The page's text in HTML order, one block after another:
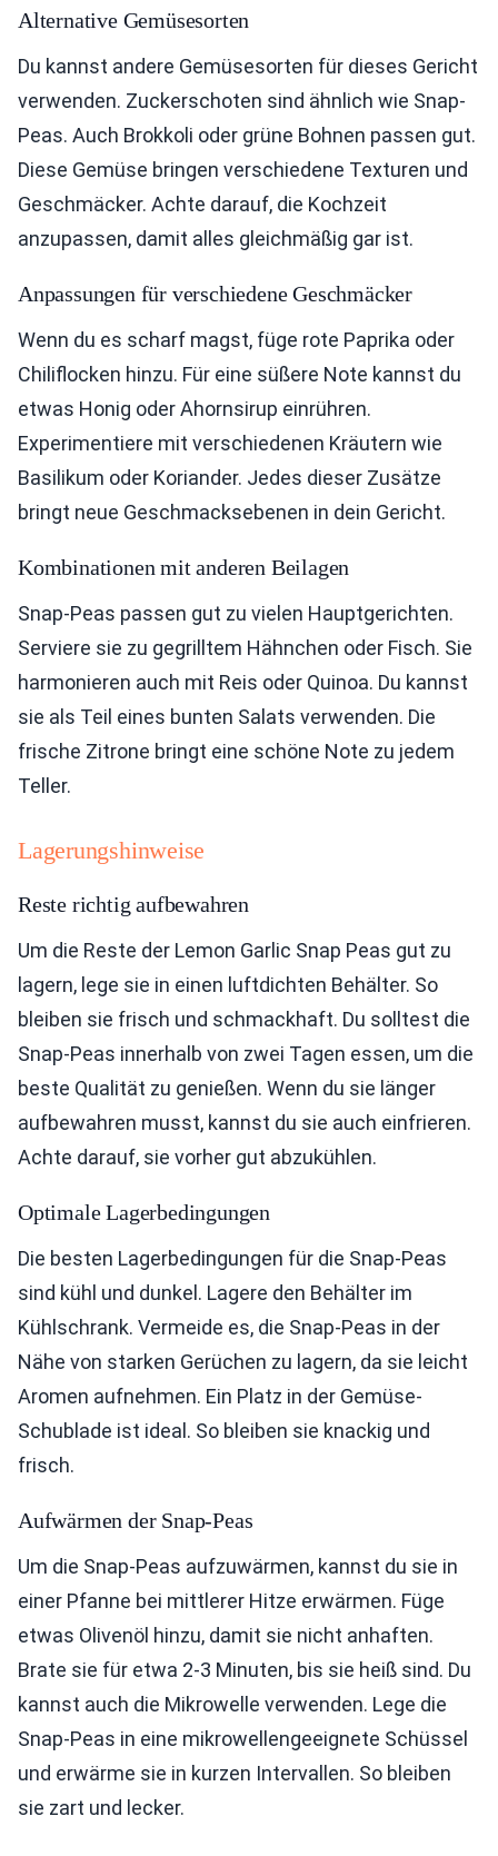
Alternative Gemüsesorten
Du kannst andere Gemüsesorten für dieses Gericht
verwenden. Zuckerschoten sind ähnlich wie Snap-
Peas. Auch Brokkoli oder grüne Bohnen passen gut.
Diese Gemüse bringen verschiedene Texturen und
Geschmäcker. Achte darauf, die Kochzeit
anzupassen, damit alles gleichmäßig gar ist.
Anpassungen für verschiedene Geschmäcker
Wenn du es scharf magst, füge rote Paprika oder
Chiliflocken hinzu. Für eine süßere Note kannst du
etwas Honig oder Ahornsirup einrühren.
Experimentiere mit verschiedenen Kräutern wie
Basilikum oder Koriander. Jedes dieser Zusätze
bringt neue Geschmacksebenen in dein Gericht.
Kombinationen mit anderen Beilagen
Snap-Peas passen gut zu vielen Hauptgerichten.
Serviere sie zu gegrilltem Hähnchen oder Fisch. Sie
harmonieren auch mit Reis oder Quinoa. Du kannst
sie als Teil eines bunten Salats verwenden. Die
frische Zitrone bringt eine schöne Note zu jedem
Teller.
Lagerungshinweise
Reste richtig aufbewahren
Um die Reste der Lemon Garlic Snap Peas gut zu
lagern, lege sie in einen luftdichten Behälter. So
bleiben sie frisch und schmackhaft. Du solltest die
Snap-Peas innerhalb von zwei Tagen essen, um die
beste Qualität zu genießen. Wenn du sie länger
aufbewahren musst, kannst du sie auch einfrieren.
Achte darauf, sie vorher gut abzukühlen.
Optimale Lagerbedingungen
Die besten Lagerbedingungen für die Snap-Peas
sind kühl und dunkel. Lagere den Behälter im
Kühlschrank. Vermeide es, die Snap-Peas in der
Nähe von starken Gerüchen zu lagern, da sie leicht
Aromen aufnehmen. Ein Platz in der Gemüse-
Schublade ist ideal. So bleiben sie knackig und
frisch.
Aufwärmen der Snap-Peas
Um die Snap-Peas aufzuwärmen, kannst du sie in
einer Pfanne bei mittlerer Hitze erwärmen. Füge
etwas Olivenöl hinzu, damit sie nicht anhaften.
Brate sie für etwa 2-3 Minuten, bis sie heiß sind. Du
kannst auch die Mikrowelle verwenden. Lege die
Snap-Peas in eine mikrowellengeeignete Schüssel
und erwärme sie in kurzen Intervallen. So bleiben
sie zart und lecker.